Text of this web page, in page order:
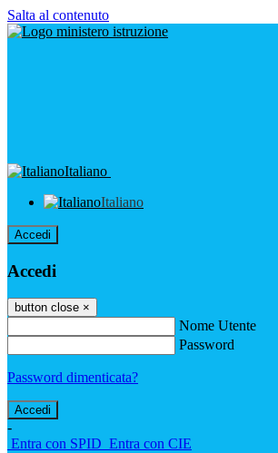
Salta al contenuto
Italiano
Italiano
Accedi
Accedi
button close ×
Nome Utente
Password
Password dimenticata?
-
Entra con SPID Entra con CIE